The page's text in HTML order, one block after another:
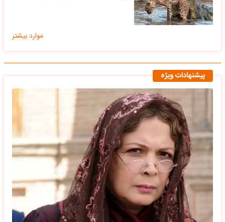
موارد بیشتر
پیشنهادات ویژه